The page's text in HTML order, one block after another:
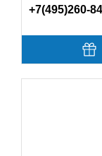
+7(495)260-